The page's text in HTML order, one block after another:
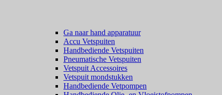
Ga naar hand apparatuur
Accu Vetspuiten
Handbediende Vetspuiten
Pneumatische Vetspuiten
Vetspuit Accessoires
Vetspuit mondstukken
Handbediende Vetpompen